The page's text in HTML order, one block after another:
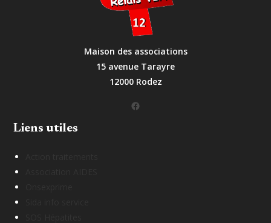
Maison des associations
15 avenue Tarayre
12000 Rodez
Facebook
Liens utiles